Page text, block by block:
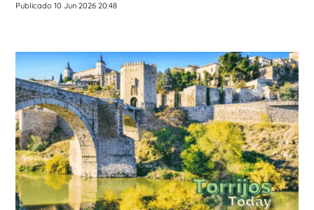
Publicado 10 Jun 2026 20:48